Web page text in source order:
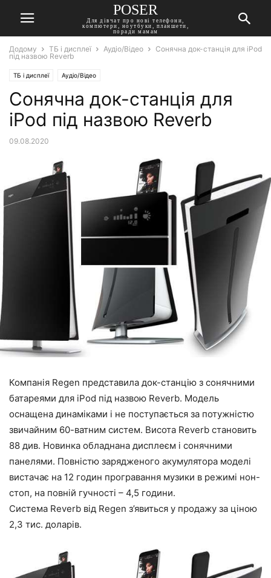
POSER
Для дівчат про нові телефони,
компютери, ноутбуки, планшети,
поради мамам
Додому ТБ і дисплеї Аудіо/Відео
Сонячна док-станція для iPod
під назвою Reverb
ТБ і дисплеї Аудіо/Відео
Сонячна док-станція для
iPod під назвою Reverb
09.08.2020
Компанія Regen представила док-станцію з сонячними
батареями для iPod під назвою Reverb. Модель
оснащена динаміками і не поступається за потужністю
звичайним 60-ватним систем. Висота Reverb становить
88 див. Новинка обладнана дисплеєм і сонячними
панелями. Повністю зарядженого акумулятора моделі
вистачає на 12 годин програвання музики в режимі нон-
стоп, на повній гучності – 4,5 години.
Система Reverb від Regen з’явиться у продажу за ціною
2,3 тис. доларів.